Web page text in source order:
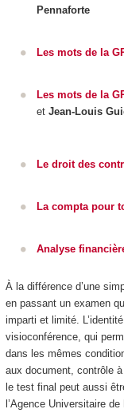
Pennaforte
Les mots de la
Les mots de la
et Jean-Louis
Le droit des
La compta pour
Analyse
À la différence d’une
en passant un examen
imparti et limité.
visioconférence, qui
dans les mêmes
aux document, contrôle à
le test final peut aussi
l’Agence Universitaire